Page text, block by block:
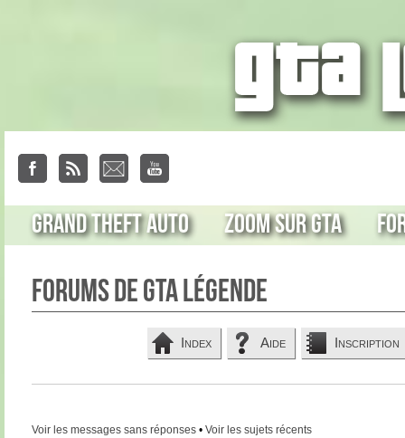
Grand Theft Auto Zoom sur GTA
Forums de GTA Légende
Index Aide Inscription
Voir les messages sans réponses• Voir les sujets récents